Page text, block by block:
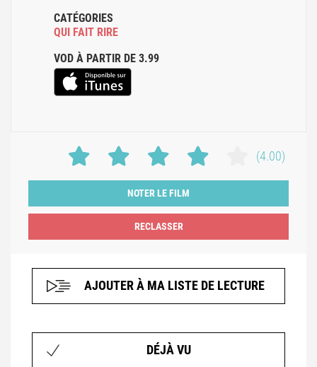
CATÉGORIES
QUI FAIT RIRE
VOD À PARTIR DE 3.99
(4.00)
NOTER LE FILM
AJOUTER À MA LISTE DE LECTURE
DÉJÀ VU